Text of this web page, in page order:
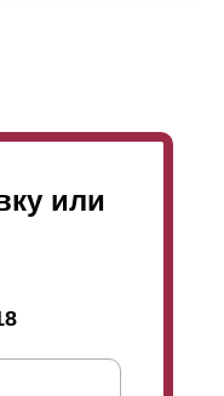
или